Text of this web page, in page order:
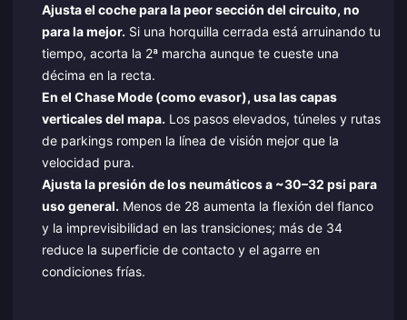
Ajusta el coche para la peor sección del circuito, no
para la mejor. Si una horquilla cerrada está arruinando tu
tiempo, acorta la 2ª marcha aunque te cueste una
décima en la recta.
En el Chase Mode (como evasor), usa las capas
verticales del mapa. Los pasos elevados, túneles y rutas
de parkings rompen la línea de visión mejor que la
velocidad pura.
Ajusta la presión de los neumáticos a ~30–32 psi para
uso general. Menos de 28 aumenta la flexión del flanco
y la imprevisibilidad en las transiciones; más de 34
reduce la superficie de contacto y el agarre en
condiciones frías.